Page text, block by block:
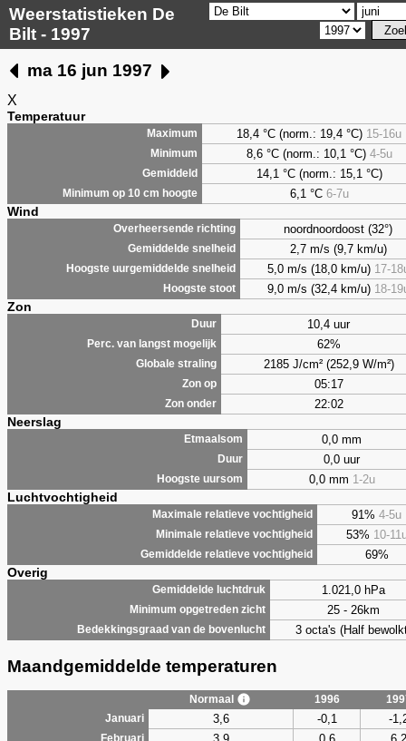
Weerstatistieken De
Bilt - 1997
ma 16 jun 1997
X
Temperatuur
Maximum 18,4 °C (norm.: 19,4 °C) 15-16u
Minimum 8,6°C (norm.: 10,1 °C) 4-5u
Gemiddeld 14,1 °C (norm.: 15,1 °C)
Minimum op 10 cm hoogte 6,1 °C 6-7u
Wind
Overheersende richting noordnoordoost (32°)
Gemiddelde snelheid 2,7 m/s (9,7 km/u)
Hoogste uurgemiddelde snelheid 5,0 m/s (18,0 km/u) 17-
Hoogste stoot 9,0 m/s (32,4 km/u) 18-
Zon
Duur 10,4 uur
Perc. van langst mogelijk 62%
Globale straling 2185 J/cm² (252,9 W/m²)
Zon op 05:17
Zon onder 22:02
Neerslag
Etmaalsom 0,0 mm
Duur 0,0 uur
Hoogste uursom 0,0 mm 1-2u
Luchtvochtigheid
Maximale relatieve vochtigheid 91% 4-5u
Minimale relatieve vochtigheid 53% 10-
Gemiddelde relatieve vochtigheid 69%
Overig
Gemiddelde luchtdruk 1.021,0 hPa
Minimum opgetreden zicht 25 - 26km
Bedekkingsgraad van de bovenlucht 3 octa's (Half
Maandgemiddelde temperaturen
Normaal 1996
Januari
3,6 -0,1 -
Februari